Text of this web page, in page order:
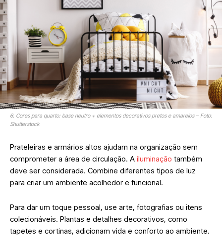
6. Cores para quarto: base neutro + elementos decorativos pretos e amarelos – Foto:
Shutterstock
Prateleiras e armários altos ajudam na organização sem
comprometer a área de circulação. A iluminação também
deve ser considerada. Combine diferentes tipos de luz
para criar um ambiente acolhedor e funcional.
Para dar um toque pessoal, use arte, fotografias ou itens
colecionáveis. Plantas e detalhes decorativos, como
tapetes e cortinas, adicionam vida e conforto ao ambiente.